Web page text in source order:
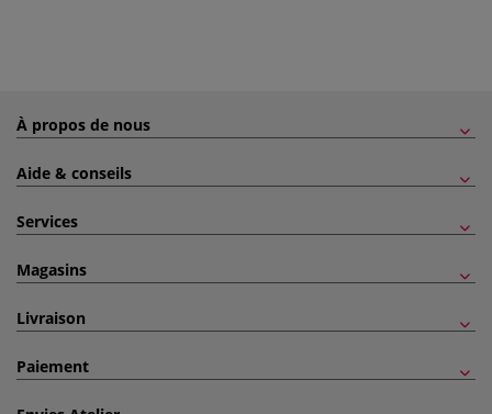
À propos de nous
Aide & conseils
Services
Magasins
Livraison
Paiement